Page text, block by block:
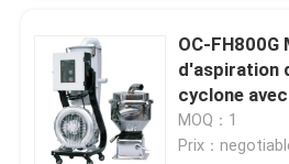
OC-FH800G
d'aspiration
cyclone
ordinateur
MOQ：1
Prix：